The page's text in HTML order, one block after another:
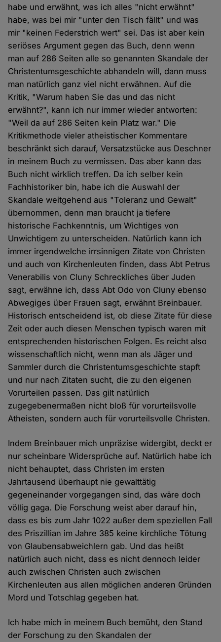
habe und erwähnt, was ich alles "nicht erwähnt"
habe, was bei mir "unter den Tisch fällt" und was
mir "keinen Federstrich wert" sei. Das ist aber kein
seriöses Argument gegen das Buch, denn wenn
man auf 286 Seiten alle so genannten Skandale der
Christentumsgeschichte abhandeln will, dann muss
man natürlich ganz viel nicht erwähnen. Auf die
Kritik, "Warum haben Sie das und das nicht
erwähnt?", kann ich nur immer wieder antworten:
"Weil da auf 286 Seiten kein Platz war." Die
Kritikmethode vieler atheistischer Kommentare
beschränkt sich darauf, Versatzstücke aus Deschner
in meinem Buch zu vermissen. Das aber kann das
Buch nicht wirklich treffen. Da ich selber kein
Fachhistoriker bin, habe ich die Auswahl der
Skandale weitgehend aus "Toleranz und Gewalt"
übernommen, denn man braucht ja tiefere
historische Fachkenntnis, um Wichtiges von
Unwichtigem zu unterscheiden. Natürlich kann ich
immer irgendwelche irrsinnigen Zitate von Christen
und auch von Kirchenleuten finden, dass Abt Petrus
Venerabilis von Cluny Schreckliches über Juden
sagt, erwähne ich, dass Abt Odo von Cluny ebenso
Abwegiges über Frauen sagt, erwähnt Breinbauer.
Historisch entscheidend ist, ob diese Zitate für diese
Zeit oder auch diesen Menschen typisch waren mit
entsprechenden historischen Folgen. Es reicht also
wissenschaftlich nicht, wenn man als Jäger und
Sammler durch die Christentumsgeschichte stapft
und nur nach Zitaten sucht, die zu den eigenen
Vorurteilen passen. Das gilt natürlich
zugegebenermaßen nicht bloß für vorurteilsvolle
Atheisten, sondern auch für vorurteilsvolle Christen.
Indem Breinbauer mich unpräzise widergibt, deckt er
nur scheinbare Widersprüche auf. Natürlich habe ich
nicht behauptet, dass Christen im ersten
Jahrtausend überhaupt nie gewalttätig
gegeneinander vorgegangen sind, das wäre doch
völlig gaga. Die Forschung weist aber darauf hin,
dass es bis zum Jahr 1022 außer dem speziellen Fall
des Priszillian im Jahre 385 keine kirchliche Tötung
von Glaubensabweichlern gab. Und das heißt
natürlich auch nicht, dass es nicht dennoch leider
auch zwischen Christen auch zwischen
Kirchenleuten aus allen möglichen anderen Gründen
Mord und Totschlag gegeben hat.
Ich habe mich in meinem Buch bemüht, den Stand
der Forschung zu den Skandalen der